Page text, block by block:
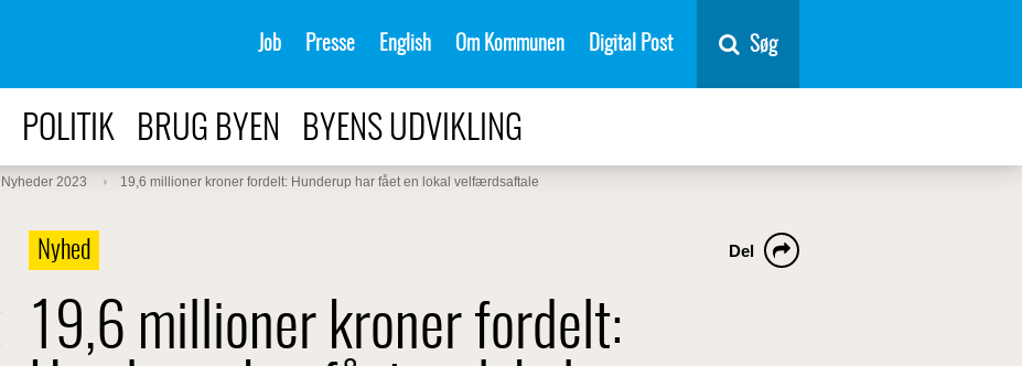
Job Presse English Om Kommunen Digital Post Søg
POLITIK BRUG BYEN BYENS UDVIKLING
Nyheder 2023 19,6 millioner kroner fordelt: Hunderup har fået en lokal velfærdsaftale
Nyhed
19,6 millioner kroner fordelt:
Del